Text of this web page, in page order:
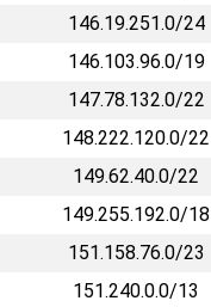
146.19.251.0/24
146.103.96.0/19
147.78.132.0/22
148.222.120.0/22
149.62.40.0/22
149.255.192.0/18
151.158.76.0/23
151.240.0.0/13